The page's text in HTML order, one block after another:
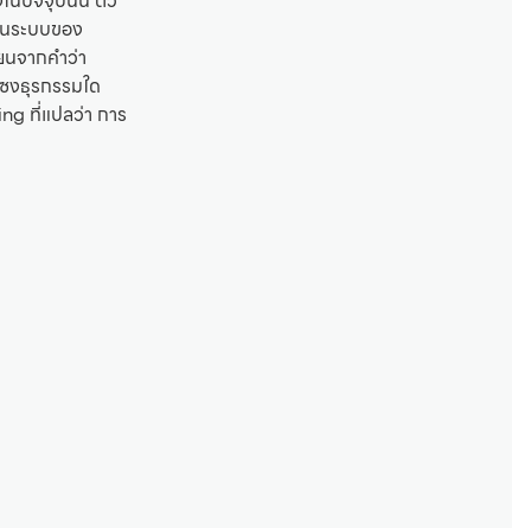
ระบบของ
จากคำว่า
งธุรกรรมใด
ที่แปลว่า การ